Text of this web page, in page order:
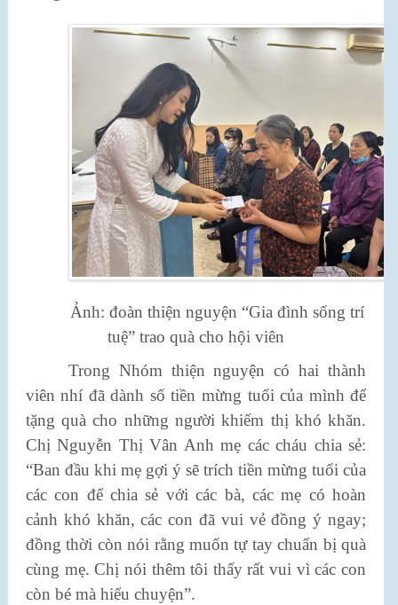
Ảnh: đoàn thiện nguyện “Gia đình sống trí
tuệ” trao quà cho hội viên
Trong Nhóm thiện nguyện có hai thành
viên nhí đã dành số tiền mừng tuổi của mình để
tặng quà cho những người khiếm thị khó khăn.
Chị Nguyễn Thị Vân Anh mẹ các cháu chia sẻ:
“Ban đầu khi mẹ gợi ý sẽ trích tiền mừng tuổi của
các con để chia sẻ với các bà, các mẹ có hoàn
cảnh khó khăn, các con đã vui vẻ đồng ý ngay;
đồng thời còn nói rằng muốn tự tay chuẩn bị quà
cùng mẹ. Chị nói thêm tôi thấy rất vui vì các con
còn bé mà hiểu chuyện”.